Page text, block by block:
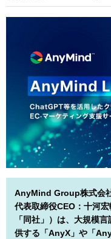
AnyMind Group株式会
代表取締役CEO：十河
「同社」）は、大規模
供する「AnyX」や「